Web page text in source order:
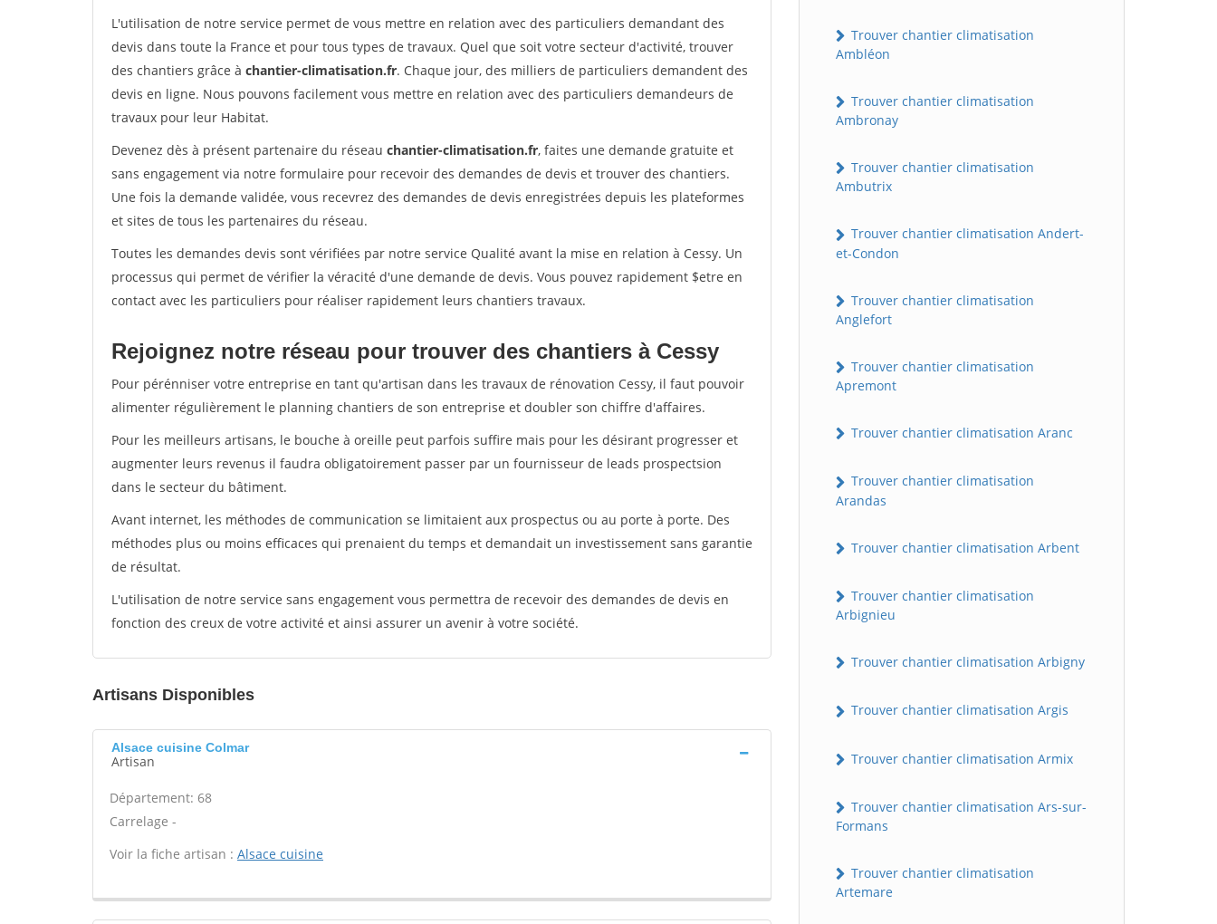
L'utilisation de notre service permet de vous mettre en relation avec des particuliers demandant des
devis dans toute la France et pour tous types de travaux. Quel que soit votre secteur d'activité, trouver
des chantiers grâce à chantier-climatisation.fr. Chaque jour, des milliers de particuliers demandent des
devis en ligne. Nous pouvons facilement vous mettre en relation avec des particuliers demandeurs de
travaux pour leur Habitat.
Devenez dès à présent partenaire du réseau chantier-climatisation.fr, faites une demande gratuite et
sans engagement via notre formulaire pour recevoir des demandes de devis et trouver des chantiers.
Une fois la demande validée, vous recevrez des demandes de devis enregistrées depuis les plateformes
et sites de tous les partenaires du réseau.
Toutes les demandes devis sont vérifiées par notre service Qualité avant la mise en relation à Cessy. Un
processus qui permet de vérifier la véracité d'une demande de devis. Vous pouvez rapidement $etre en
contact avec les particuliers pour réaliser rapidement leurs chantiers travaux.
Rejoignez notre réseau pour trouver des chantiers à Cessy
Pour pérénniser votre entreprise en tant qu'artisan dans les travaux de rénovation Cessy, il faut pouvoir
alimenter régulièrement le planning chantiers de son entreprise et doubler son chiffre d'affaires.
Pour les meilleurs artisans, le bouche à oreille peut parfois suffire mais pour les désirant progresser et
augmenter leurs revenus il faudra obligatoirement passer par un fournisseur de leads prospectsion
dans le secteur du bâtiment.
Avant internet, les méthodes de communication se limitaient aux prospectus ou au porte à porte. Des
méthodes plus ou moins efficaces qui prenaient du temps et demandait un investissement sans garantie
de résultat.
L'utilisation de notre service sans engagement vous permettra de recevoir des demandes de devis en
fonction des creux de votre activité et ainsi assurer un avenir à votre société.
Artisans Disponibles
Alsace cuisine Colmar
Artisan
Département: 68
Carrelage -
Voir la fiche artisan : Alsace cuisine
Trouver chantier climatisation
Ambléon
Trouver chantier climatisation
Ambronay
Trouver chantier climatisation
Ambutrix
Trouver chantier climatisation Andert-
et-Condon
Trouver chantier climatisation
Anglefort
Trouver chantier climatisation
Apremont
Trouver chantier climatisation Aranc
Trouver chantier climatisation
Arandas
Trouver chantier climatisation Arbent
Trouver chantier climatisation
Arbignieu
Trouver chantier climatisation Arbigny
Trouver chantier climatisation Argis
Trouver chantier climatisation Armix
Trouver chantier climatisation Ars-sur-
Formans
Trouver chantier climatisation
Artemare